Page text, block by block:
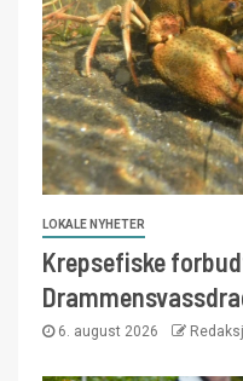
LOKALE NYHETER
Krepsefiske
6. august 2026